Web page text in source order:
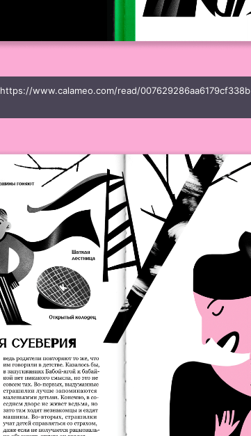
https://www.calameo.com/read/007629286aa6179cf338b